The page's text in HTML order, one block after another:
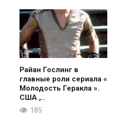
Райан Гослинг в
главные роли сериала «
Молодость Геракла ».
США ,..
185